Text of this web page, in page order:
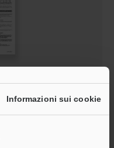
Informazioni sui cookie